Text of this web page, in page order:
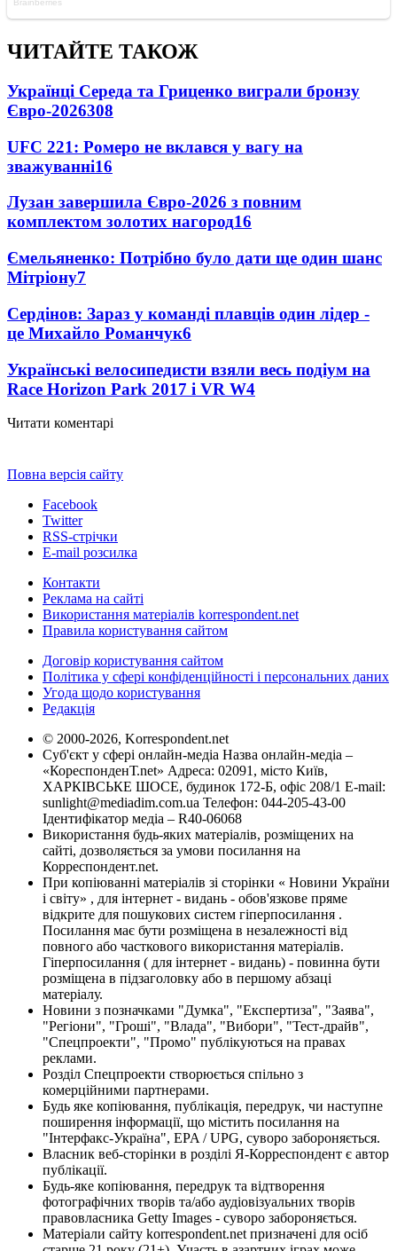
ЧИТАЙТЕ ТАКОЖ
Українці Середа та Гриценко виграли бронзу
Євро-2026308
UFC 221: Ромеро не вклався у вагу на
зважуванні16
Лузан завершила Євро-2026 з повним
комплектом золотих нагород16
Ємельяненко: Потрібно було дати ще один шанс
Мітріону7
Сердінов: Зараз у команді плавців один лідер -
це Михайло Романчук6
Українські велосипедисти взяли весь подіум на
Race Horizon Park 2017 і VR W4
Читати коментарі
Повна версія сайту
Facebook
Twitter
RSS-стрічки
E-mail розсилка
Контакти
Реклама на сайті
Використання матеріалів korrespondent.net
Правила користування сайтом
Договір користування сайтом
Політика у сфері конфіденційності і персональних даних
Угода щодо користування
Редакція
© 2000-2026, Korrespondent.net
Суб'єкт у сфері онлайн-медіа Назва онлайн-медіа –
«КореспонденТ.net» Адреса: 02091, місто Київ,
ХАРКІВСЬКЕ ШОСЕ, будинок 172-Б, офіс 208/1 E-mail:
sunlight@mediadim.com.ua Телефон: 044-205-43-00
Ідентифікатор медіа – R40-06068
Використання будь-яких матеріалів, розміщених на
сайті, дозволяється за умови посилання на
Корреспондент.net.
При копіюванні матеріалів зі сторінки « Новини України
і світу» , для інтернет - видань - обов'язкове пряме
відкрите для пошукових систем гіперпосилання .
Посилання має бути розміщена в незалежності від
повного або часткового використання матеріалів.
Гіперпосилання ( для інтернет - видань) - повинна бути
розміщена в підзаголовку або в першому абзаці
матеріалу.
Новини з позначками "Думка", "Експертиза", "Заява",
"Регіони", "Гроші", "Влада", "Вибори", "Тест-драйв",
"Спецпроекти", "Промо" публікуються на правах
реклами.
Розділ Спецпроекти створюється спільно з
комерційними партнерами.
Будь яке копіювання, публікація, передрук, чи наступне
поширення інформації, що містить посилання на
"Інтерфакс-Україна", EPA / UPG, суворо забороняється.
Власник веб-сторінки в розділі Я-Корреспондент є автор
публікації.
Будь-яке копіювання, передрук та відтворення
фотографічних творів та/або аудіовізуальних творів
правовласника Getty Images - суворо забороняється.
Матеріали сайту korrespondent.net призначені для осіб